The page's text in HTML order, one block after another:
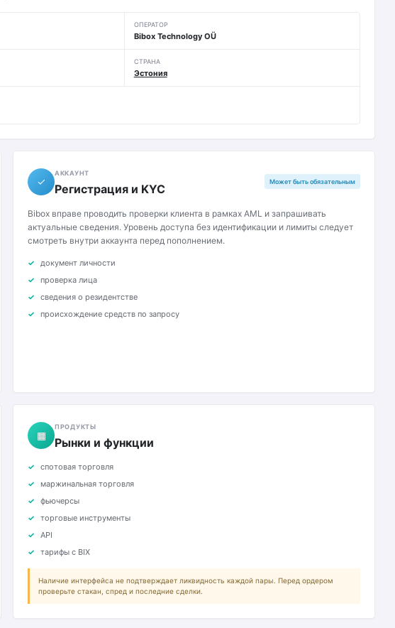
ОПЕРАТОР
Bibox Technology OÜ
СТРАНА
Эстония
✓
АККАУНТ
Регистрация и KYC
Может быть обязательным
Bibox вправе проводить проверки клиента в рамках AML и запрашивать
актуальные сведения. Уровень доступа без идентификации и лимиты следует
смотреть внутри аккаунта перед пополнением.
документ личности
проверка лица
сведения о резидентстве
происхождение средств по запросу
▦
ПРОДУКТЫ
Рынки и функции
спотовая торговля
маржинальная торговля
фьючерсы
торговые инструменты
API
тарифы с BIX
Наличие интерфейса не подтверждает ликвидность каждой пары. Перед ордером
проверьте стакан, спред и последние сделки.